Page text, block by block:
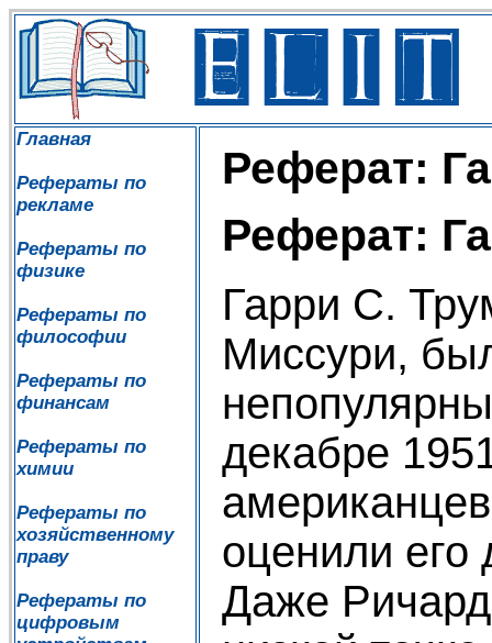
Главная
Рефераты по
рекламе
Рефераты по
физике
Рефераты по
философии
Рефераты по
финансам
Рефераты по
химии
Рефераты по
хозяйственному
праву
Рефераты по
цифровым
Реферат:
Реферат:
Гарри С.
Миссури,
декабре
оценили его
Даже